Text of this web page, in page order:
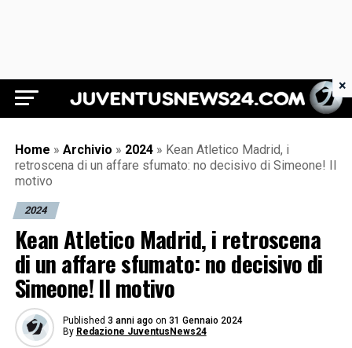
Juventus News 24
Home » Archivio » 2024 » Kean Atletico Madrid, i
retroscena di un affare sfumato: no decisivo di Simeone! Il
motivo
2024
Kean Atletico Madrid, i retroscena
di un affare sfumato: no decisivo di
Simeone! Il motivo
Published 3 anni ago on 31 Gennaio 2024
By Redazione JuventusNews24
×